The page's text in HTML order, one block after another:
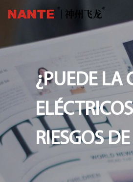
¿PUEDE LA
RIESGOS